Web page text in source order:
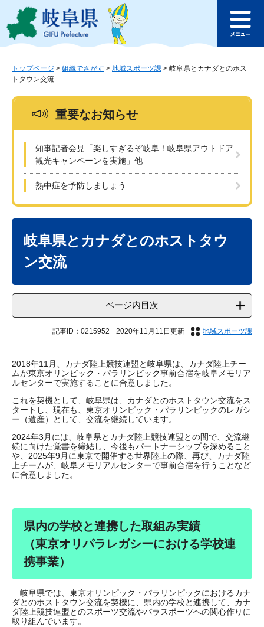
ジ
ュ
このページの本文へ
ュ
トップページ > 組織でさがす > 地域スポーツ課 > 岐阜県とカナダとのホス
トタウン交流
重要なお知らせ
知事記者会見「楽しすぎるぞ岐阜！岐阜県アウトドア
観光キャンペーンを実施」他
熱中症を予防しましょう
岐阜県とカナダとのホストタウ
ン交流
ページ内目次
記事ID：0215952 2020年11月11日更新 地域スポーツ課
2018年11月、カナダ陸上競技連盟と岐阜県は、カナダ陸上チー
ムが東京オリンピック・パラリンピック事前合宿を岐阜メモリア
ルセンターで実施することに合意しました。
これを契機として、岐阜県は、カナダとのホストタウン交流をス
タートし、現在も、東京オリンピック・パラリンピックのレガシ
ー（遺産）として、交流を継続しています。
2024年3月には、岐阜県とカナダ陸上競技連盟との間で、交流継
続に向けた覚書を締結し、今後もパートナーシップを深めること
や、2025年9月に東京で開催する世界陸上の際、再び、カナダ陸
上チームが、岐阜メモリアルセンターで事前合宿を行うことなど
に合意しました。
県内の学校と連携した取組み実績
（東京オリパラレガシーにおける学校連
携事業）
岐阜県では、東京オリンピック・パラリンピックにおけるカナ
ダとのホストタウン交流を契機に、県内の学校と連携して、カナ
ダ陸上競技連盟とのスポーツ交流やパラスポーツへの関心作りに
取り組んでいます。